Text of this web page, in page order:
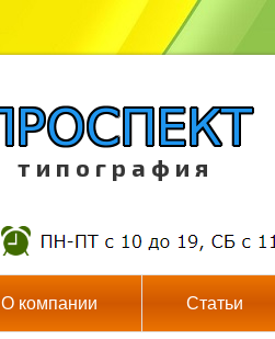
т и п о г р а ф и я
О компании Статьи